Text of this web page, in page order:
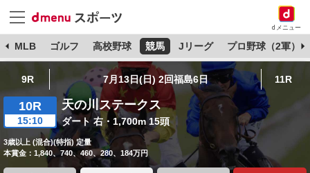
dメニュー
MLB ゴルフ 高校野球 競馬 Jリーグ プロ野球（2軍）
9R 7月13日(日) 2回福島6日 11R
10R
15:10
天の川ステークス
ダート 右・1,700m 15頭
3歳以上 (混合)(特指) 定量
本賞金：1,840、740、460、280、184万円